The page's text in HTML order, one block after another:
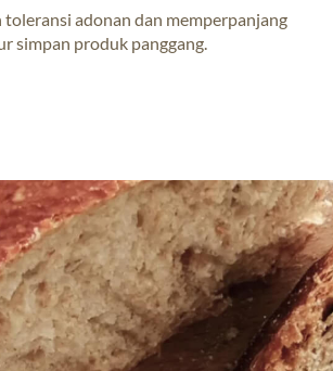
adonan dan memperpanjang
simpan produk panggang.